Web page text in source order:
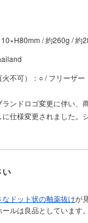
/ 約260g / 約
火不可）：○ / フリーザ
ランドロゴ変更に伴い、
仕様変更されました。
い
なドット状の釉薬抜けが
ルは良品としています。